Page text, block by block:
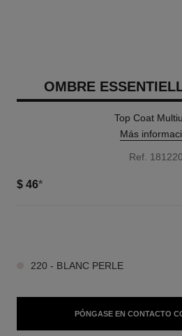
OMBRE
Top Coat
Más
Ref. 181220
$ 46*
220 - BLANC PERLE
PÓNGASE EN CONTACTO